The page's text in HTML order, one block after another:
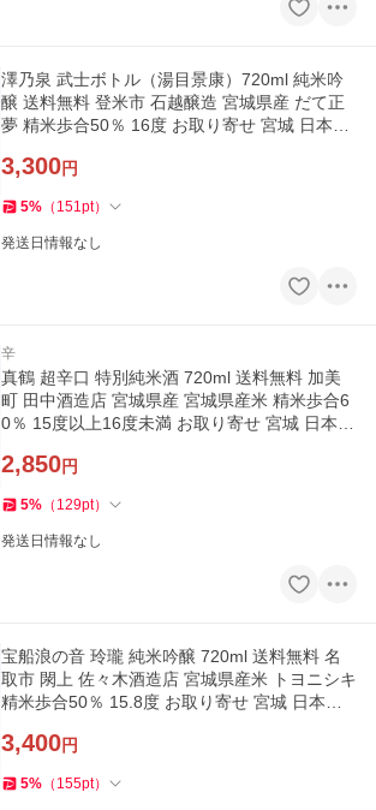
澤乃泉 武士ボトル（湯目景康）720ml 純米吟
醸 送料無料 登米市 石越醸造 宮城県産 だて正
夢 精米歩合50％ 16度 お取り寄せ 宮城 日本酒
3,300円
5% （ 151pt）
発送日情報なし
辛
真鶴 超辛口 特別純米酒 720ml 送料無料 加美
町 田中酒造店 宮城県産 宮城県産米 精米歩合6
0％ 15度以上16度未満 お取り寄せ 宮城 日本酒
2,850円
5% （ 129pt）
発送日情報なし
宝船浪の音 玲瓏 純米吟醸 720ml 送料無料 名
取市 閖上 佐々木酒造店 宮城県産米 トヨニシキ
精米歩合50％ 15.8度 お取り寄せ 宮城 日本酒
3,400円
5% （ 155pt）